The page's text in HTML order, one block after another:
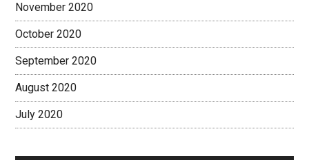
November 2020
October 2020
September 2020
August 2020
July 2020